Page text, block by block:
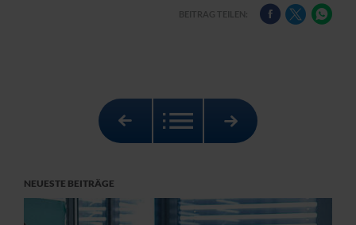
BEITRAG TEILEN:
NEUESTE BEITRÄGE